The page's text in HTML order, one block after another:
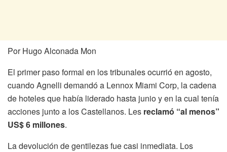
Por Hugo Alconada Mon
El primer paso formal en los tribunales ocurrió en agosto,
cuando Agnelli demandó a Lennox Miami Corp, la cadena
de hoteles que había liderado hasta junio y en la cual tenía
acciones junto a los Castellanos. Les reclamó “al menos”
US$ 6 millones.
La devolución de gentilezas fue casi inmediata. Los